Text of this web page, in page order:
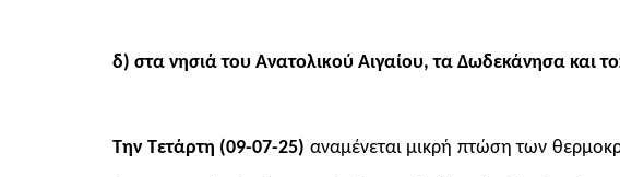
δ) στα νησιά του Ανατολικού Αιγαίου, τα Δωδεκάνησα και
Την Τετάρτη (09-07-25) αναμένεται μικρή πτώση των